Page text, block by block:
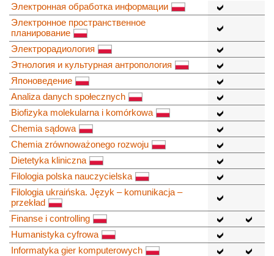
Электронная обработка информации
Электронное пространственное
планирование
Электрорадиология
Этнология и культурная антропология
Японоведение
Analiza danych społecznych
Biofizyka molekularna i komórkowa
Chemia sądowa
Chemia zrównoważonego rozwoju
Dietetyka kliniczna
Filologia polska nauczycielska
Filologia ukraińska. Język – komunikacja –
przekład
Finanse i controlling
Humanistyka cyfrowa
Informatyka gier komputerowych